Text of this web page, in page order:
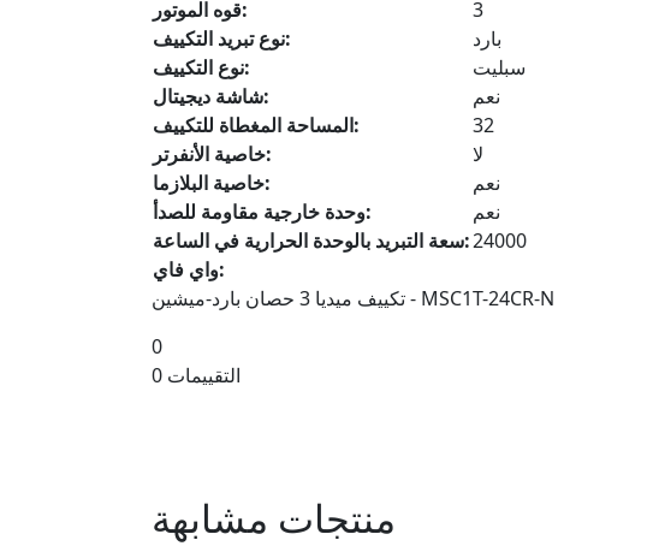
قوه الموتور:
3
نوع تبريد التكييف:
بارد
نوع التكييف:
سبليت
شاشة ديجيتال:
نعم
المساحة المغطاة للتكييف:
32
خاصية الأنفرتر:
لا
خاصية البلازما:
نعم
وحدة خارجية مقاومة للصدأ:
نعم
سعة التبريد بالوحدة الحرارية في الساعة:24000
واي فاي:
تكييف ميديا 3 حصان بارد-ميشين - MSC1T-24CR-N
0
0 التقييمات
منتجات مشابهة